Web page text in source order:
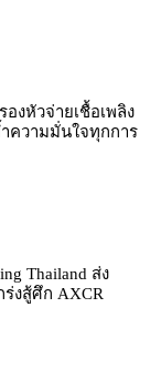
งหัวจ่ายเชื้อเพลิง
ความมั่นใจทุกการ
Thailand ส่ง
งสู้ศึก AXCR